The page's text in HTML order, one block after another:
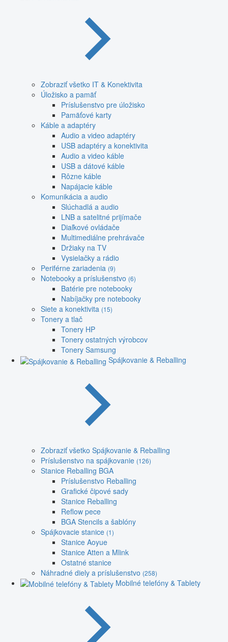
Zobraziť všetko IT & Konektivita
Úložisko a pamäť
Príslušenstvo pre úložisko
Pamäťové karty
Káble a adaptéry
Audio a video adaptéry
USB adaptéry a konektivita
Audio a video káble
USB a dátové káble
Rôzne káble
Napájacie káble
Komunikácia a audio
Slúchadlá a audio
LNB a satelitné prijímače
Diaľkové ovládače
Multimediálne prehrávače
Držiaky na TV
Vysielačky a rádio
Periférne zariadenia (9)
Notebooky a príslušenstvo (6)
Batérie pre notebooky
Nabíjačky pre notebooky
Siete a konektivita (15)
Tonery a tlač
Tonery HP
Tonery ostatných výrobcov
Tonery Samsung
Spájkovanie & Reballing
Zobraziť všetko Spájkovanie & Reballing
Príslušenstvo na spájkovanie (126)
Stanice Reballing BGA
Príslušenstvo Reballing
Grafické čipové sady
Stanice Reballing
Reflow pece
BGA Stencils a šablóny
Spájkovacie stanice (1)
Stanice Aoyue
Stanice Atten a Mlink
Ostatné stanice
Náhradné diely a príslušenstvo (258)
Mobilné telefóny & Tablety